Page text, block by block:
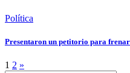
Política
Presentaron un petitorio para
1 2 »